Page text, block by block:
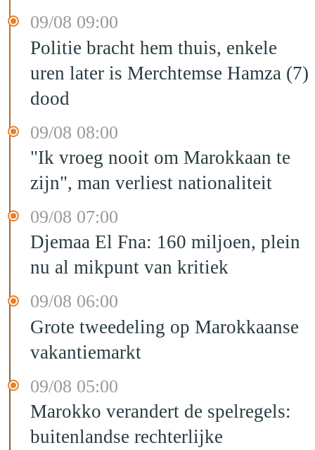
09/08 09:00
Politie bracht hem thuis, enkele
uren later is Merchtemse Hamza (7)
dood
09/08 08:00
"Ik vroeg nooit om Marokkaan te
zijn", man verliest nationaliteit
09/08 07:00
Djemaa El Fna: 160 miljoen, plein
nu al mikpunt van kritiek
09/08 06:00
Grote tweedeling op Marokkaanse
vakantiemarkt
09/08 05:00
Marokko verandert de spelregels:
buitenlandse rechterlijke